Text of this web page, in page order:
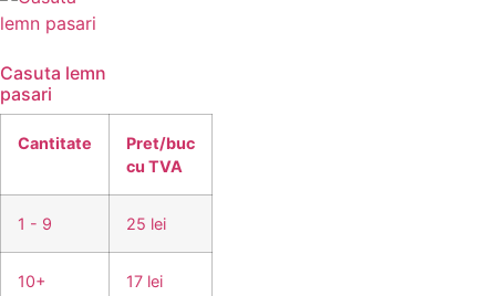
Casuta lemn
pasari
Cantitate
Pret/buc
cu TVA
1 - 9 25 lei
10+ 17 lei